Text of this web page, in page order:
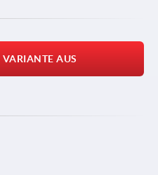
VARIANTE AUS